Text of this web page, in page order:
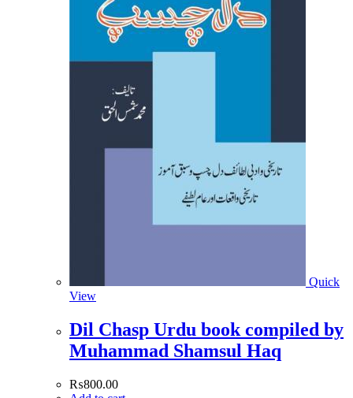
Quick
View
Dil Chasp Urdu book compiled by
Muhammad Shamsul Haq
₨800.00